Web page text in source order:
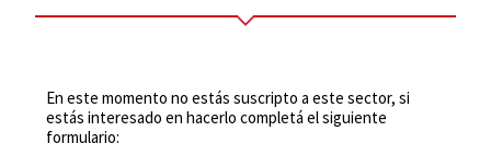
En este momento no estás suscripto a este sector, si
estás interesado en hacerlo completá el siguiente
formulario: